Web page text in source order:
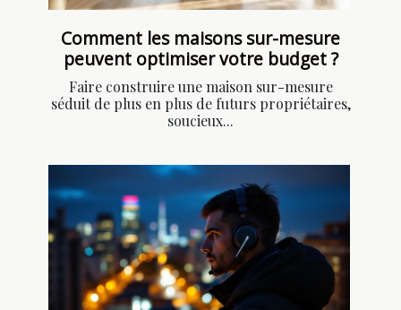
Comment les maisons sur-mesure
peuvent optimiser votre budget ?
Faire construire une maison sur-mesure
séduit de plus en plus de futurs propriétaires,
soucieux...